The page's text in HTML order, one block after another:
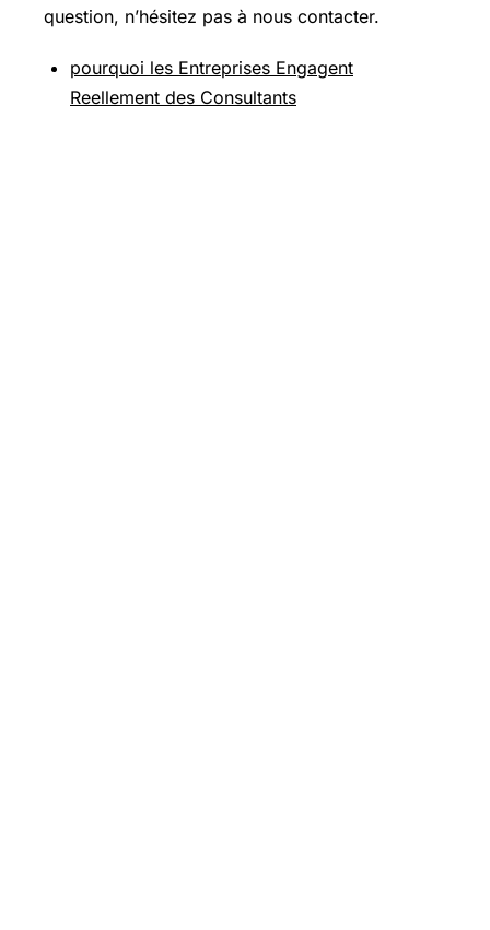
question, n’hésitez pas à nous contacter.
pourquoi les Entreprises Engagent
Reellement des Consultants